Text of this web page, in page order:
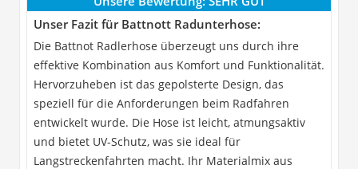
Unser Fazit für Battnott Radunterhose:
Die Battnot Radlerhose überzeugt uns durch ihre
effektive Kombination aus Komfort und Funktionalität.
Hervorzuheben ist das gepolsterte Design, das
speziell für die Anforderungen beim Radfahren
entwickelt wurde. Die Hose ist leicht, atmungsaktiv
und bietet UV-Schutz, was sie ideal für
Langstreckenfahrten macht. Ihr Materialmix aus